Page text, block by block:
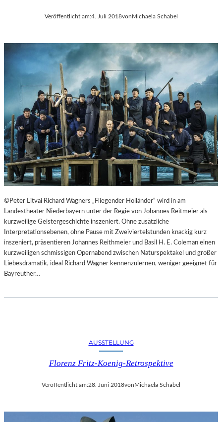
Veröffentlicht am:4. Juli 2018vonMichaela Schabel
©Peter Litvai Richard Wagners „Fliegender Holländer“ wird in am
Landestheater Niederbayern unter der Regie von Johannes Reitmeier als
kurzweilige Geistergeschichte inszeniert. Ohne zusätzliche
Interpretationsebenen, ohne Pause mit Zweiviertelstunden knackig kurz
inszeniert, präsentieren Johannes Reithmeier und Basil H. E. Coleman einen
kurzweiligen schmissigen Opernabend zwischen Naturspektakel und großer
Liebesdramatik, ideal Richard Wagner kennenzulernen, weniger geeignet für
Bayreuther…
AUSSTELLUNG
Florenz Fritz-Koenig-Retrospektive
Veröffentlicht am:28. Juni 2018von Michaela Schabel